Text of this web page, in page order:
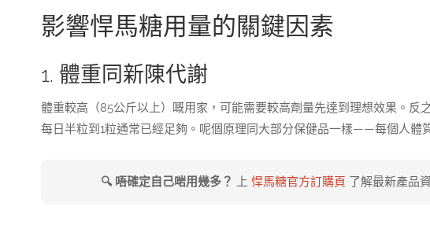
影響悍馬糖用量的關鍵因素
1. 體重同新陳代謝
體重較高（85公斤以上）嘅用家，可能需要較高劑量先達到理想效果。反
每日半粒到1粒通常已經足夠。呢個原理同大部分保健品一樣——每個人體
🔍 唔確定自己啱用幾多？ 上悍馬糖官方訂購頁 了解最新產品